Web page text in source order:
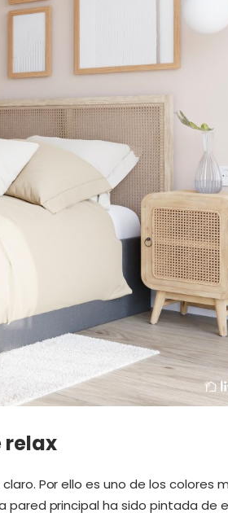
relax
Por ello es uno de los colores
pared principal ha sido pintada de